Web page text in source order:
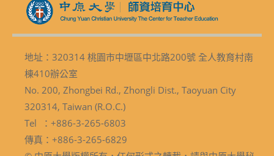
地址：320314 桃園市中壢區中北路200號 全人教育村南
棟410辦公室
No. 200, Zhongbei Rd., Zhongli Dist., Taoyuan City
320314, Taiwan (R.O.C.)
Tel ：+886-3-265-6803
傳真：+886-3-265-6829